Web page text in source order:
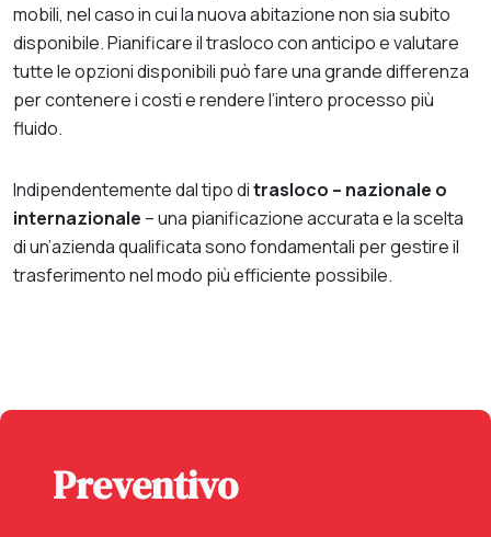
mobili, nel caso in cui la nuova abitazione non sia subito
disponibile. Pianificare il trasloco con anticipo e valutare
tutte le opzioni disponibili può fare una grande differenza
per contenere i costi e rendere l’intero processo più
fluido.
Indipendentemente dal tipo ditrasloco – nazionale o
internazionale – una pianificazione accurata e la scelta
di un’azienda qualificata sono fondamentali per gestire il
trasferimento nel modo più efficiente possibile.
Preventivo